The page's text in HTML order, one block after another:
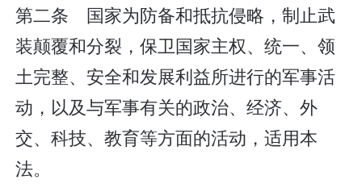
第二条 国家为防备和抵抗侵略，制止武
装颠覆和分裂，保卫国家主权、统一、领
土完整、安全和发展利益所进行的军事活
动，以及与军事有关的政治、经济、外
交、科技、教育等方面的活动，适用本
法。